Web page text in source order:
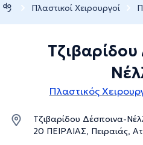
Πλαστικοί Χειρουργοί
Πλαστικός
Τζιβαρίδου Δέσποινα-
20 ΠΕΙΡΑΙΑΣ, Πειραιάς,